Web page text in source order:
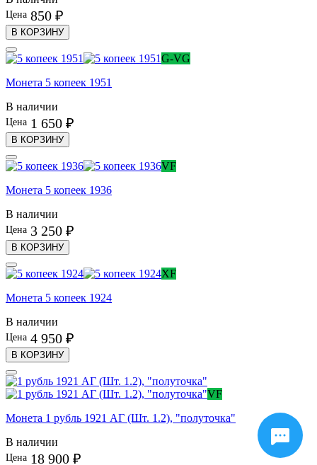
Цена 850 ₽
В КОРЗИНУ
G-VG
Монета 5 копеек 1951
В наличии
Цена 1 650 ₽
В КОРЗИНУ
VF
Монета 5 копеек 1936
В наличии
Цена 3 250 ₽
В КОРЗИНУ
XF
Монета 5 копеек 1924
В наличии
Цена 4 950 ₽
В КОРЗИНУ
VF
Монета 1 рубль 1921 АГ (Шт. 1.2), "полуточка"
В наличии
Цена 18 900 ₽